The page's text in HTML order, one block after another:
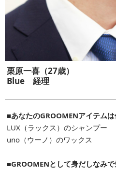
栗原一喜（27歳）
Blue 経理
■あなたのGROOMENアイテムは
LUX（ラックス）のシャンプー
uno（ウーノ）のワックス
■GROOMENとして身だしなみ